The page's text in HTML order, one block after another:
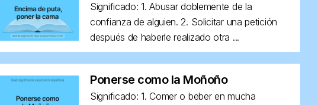
Significado: 1. Abusar doblemente de la
confianza de alguien. 2. Solicitar una petición
después de haberle realizado otra ...
Ponerse como la Moñoño
Significado: 1. Comer o beber en mucha